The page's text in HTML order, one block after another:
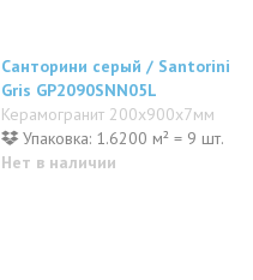
Санторини серый / Santorini
Gris GP2090SNN05L
Керамогранит 200x900x7мм
Упаковка: 1.6200 м² = 9 шт.
Нет в наличии